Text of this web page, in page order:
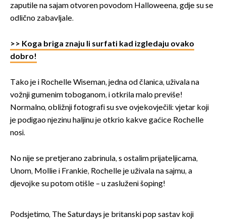
zaputile na sajam otvoren povodom Halloweena, gdje su se
odlično zabavljale.
>> Koga briga znaju li surfati kad izgledaju ovako
dobro!
Tako je i Rochelle Wiseman, jedna od članica, uživala na
vožnji gumenim toboganom, i otkrila malo previše!
Normalno, obližnji fotografi su sve ovjekovječili: vjetar koji
je podigao njezinu haljinu je otkrio kakve gaćice Rochelle
nosi.
No nije se pretjerano zabrinula, s ostalim prijateljicama,
Unom, Mollie i Frankie, Rochelle je uživala na sajmu, a
djevojke su potom otišle – u zasluženi šoping!
Podsjetimo, The Saturdays je britanski pop sastav koji